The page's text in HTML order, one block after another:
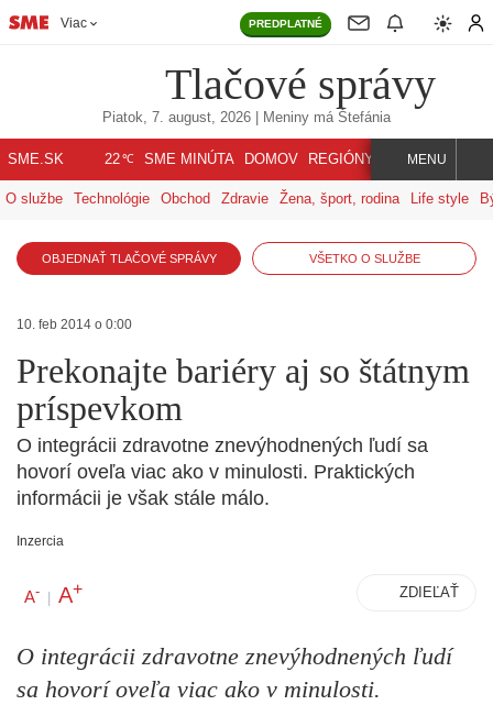
Viac PREDPLATNÉ
Tlačové správy
Piatok, 7. august, 2026 | Meniny má Štefánia
SME.SK 22℃ SME MINÚTA DOMOV REGIÓNY INDEX SVET
MENU
O službe Technológie Obchod Zdravie Žena, šport, rodina Life style
OBJEDNAŤ TLAČOVÉ SPRÁVY VŠETKO O SLUŽBE
10. feb 2014 o 0:00
Prekonajte bariéry aj so štátnym
príspevkom
O integrácii zdravotne znevýhodnených ľudí sa
hovorí oveľa viac ako v minulosti. Praktických
informácii je však stále málo.
Inzercia
A- | A+ ZDIEĽAŤ
O integrácii zdravotne znevýhodnených ľudí
sa hovorí oveľa viac ako v minulosti.